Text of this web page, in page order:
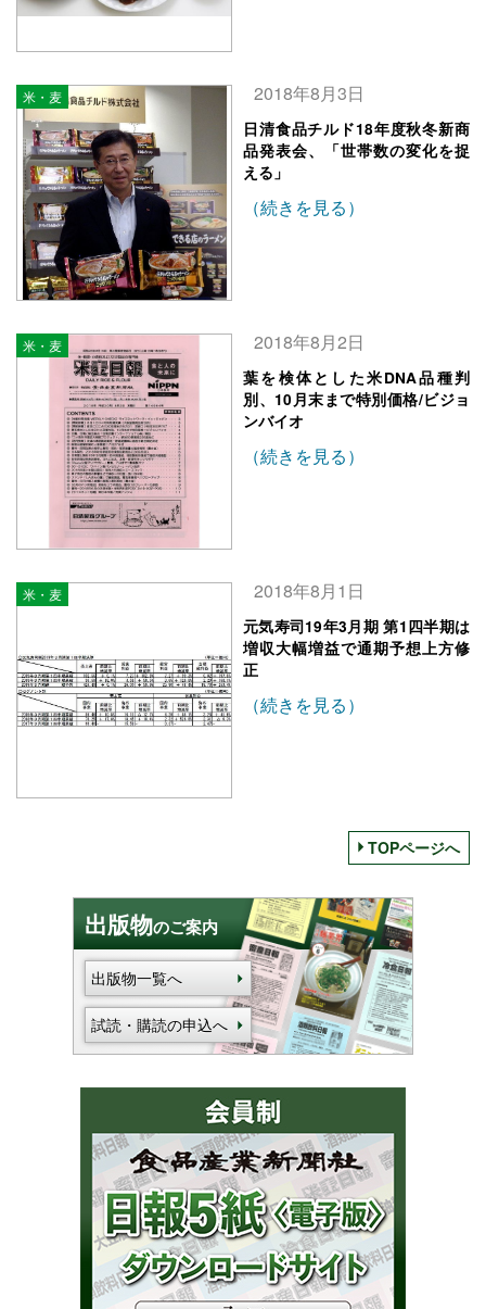
米・麦 2018年8月3日
日清食品チルド18年度秋冬新商
品発表会、「世帯数の変化を捉
える」
（続きを見る）
米・麦 2018年8月2日
葉を検体とした米DNA品種判
別、10月末まで特別価格/ビジョ
ンバイオ
（続きを見る）
米・麦 2018年8月1日
元気寿司19年3月期 第1四半期は
増収大幅増益で通期予想上方修
正
（続きを見る）
TOPページへ
出版物のご案内
出版物一覧へ
試読・購読の申込へ